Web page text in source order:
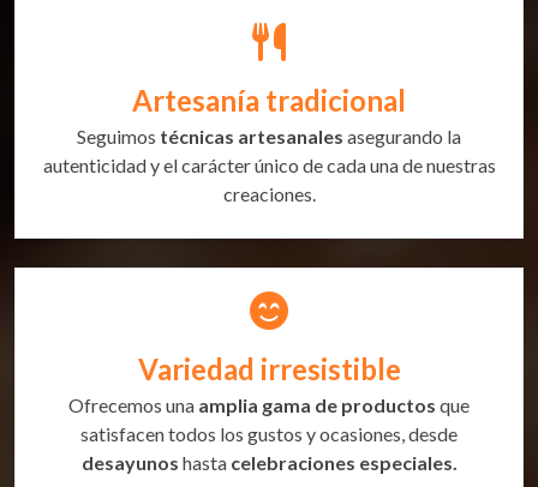
Artesanía tradicional
Seguimos técnicas artesanales asegurando la
autenticidad y el carácter único de cada una de nuestras
creaciones.
Variedad irresistible
Ofrecemos una amplia gama de productos que
satisfacen todos los gustos y ocasiones, desde
desayunos hasta celebraciones especiales.